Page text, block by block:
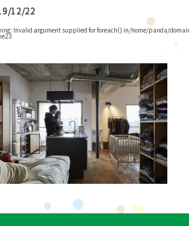
12/22
: Invalid argument supplied for foreach() in/home/panda/
23